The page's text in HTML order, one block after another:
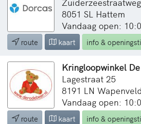
8051 SL Hattem
Vandaag open:
route kaart info &
Kringloopwinkel
Lagestraat 25
8191 LN Wapenveld
Vandaag open:
route kaart info &